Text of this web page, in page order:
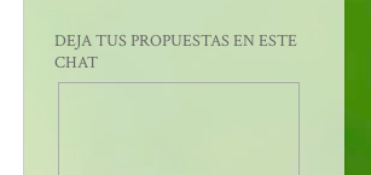
DEJA TUS PROPUESTAS EN ESTE
CHAT